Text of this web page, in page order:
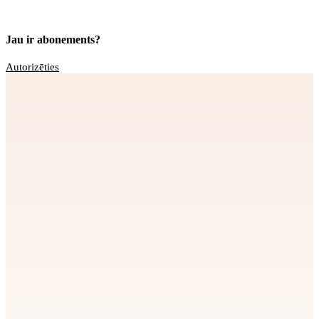
Jau ir abonements?
Autorizēties